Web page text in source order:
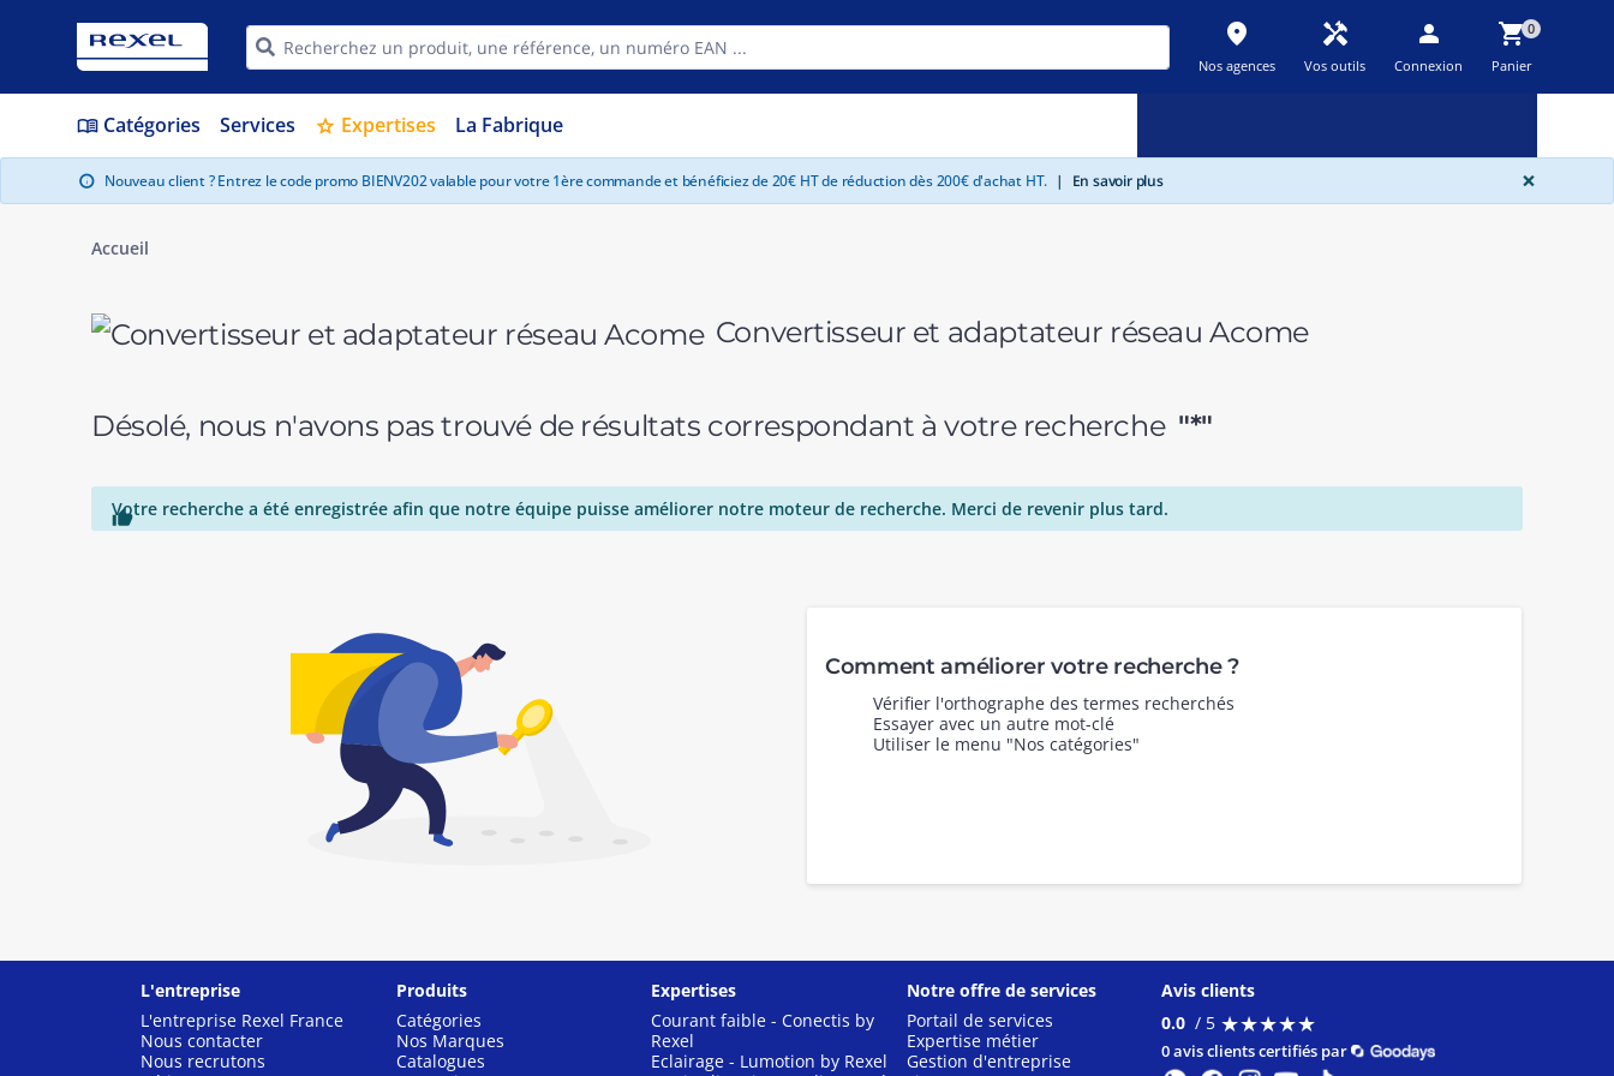
place
Nos agences
handyman
Vos outils
person
Connexion
shopping_cart0
Panier
menu_book Catégories Services star Expertises La Fabrique
info Nouveau client ? Entrez le code promo BIENV202 valable pour votre 1ère commande et bénéficiez de 20€ HT de réduction dès 200€ d'achat HT. | En savoir plus ×
Accueil
Convertisseur et adaptateur réseau Acome
Désolé, nous n'avons pas trouvé de résultats correspondant à votre recherche "*"

Votre recherche a été enregistrée afin que notre équipe puisse améliorer notre moteur de recherche. Merci de revenir plus tard.
Comment améliorer votre recherche ?
Vérifier l'orthographe des termes recherchés
Essayer avec un autre mot-clé
Utiliser le menu "Nos catégories"
L'entreprise
L'entreprise Rexel France
Nous contacter
Nous recrutons
Produits
Catégories
Nos Marques
Catalogues
Expertises
Courant faible - Conectis by
Rexel
Eclairage - Lumotion by Rexel
Notre offre de services
Portail de services
Expertise métier
Gestion d'entreprise
Avis clients
0.0 / 5 ★★★★★
★★★★★
0 avis clients certifiés par